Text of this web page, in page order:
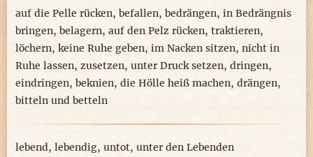
auf die Pelle rücken, befallen, bedrängen, in Bedrängnis
bringen, belagern, auf den Pelz rücken, traktieren,
löchern, keine Ruhe geben, im Nacken sitzen, nicht in
Ruhe lassen, zusetzen, unter Druck setzen, dringen,
eindringen, beknien, die Hölle heiß machen, drängen,
bitteln und betteln
lebend, lebendig, untot, unter den Lebenden